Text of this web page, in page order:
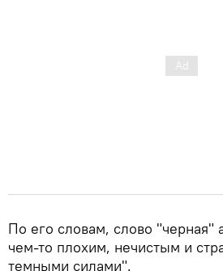
По его словам, слово "черная"
чем-то плохим, нечистым и
темными силами".